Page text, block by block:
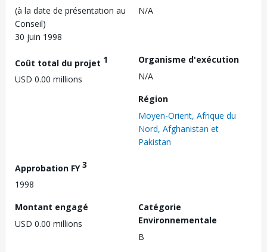
(à la date de présentation au
Conseil)
30 juin 1998
N/A
Coût total du projet 1
USD 0.00 millions
Organisme d'exécution
N/A
Région
Moyen-Orient, Afrique du
Nord, Afghanistan et
Pakistan
Approbation FY3
1998
Montant engagé
USD 0.00 millions
Catégorie
Environnementale
B